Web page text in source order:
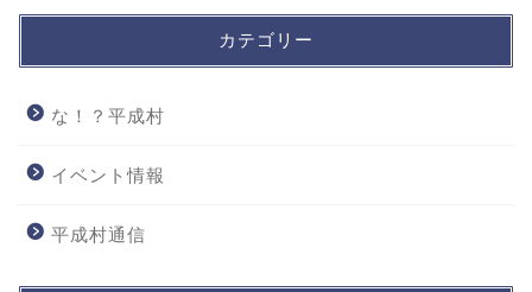
カテゴリー
な！？平成村
イベント情報
平成村通信